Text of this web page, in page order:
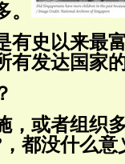
有史以来
有发达国家
，或者组织
都没什么意